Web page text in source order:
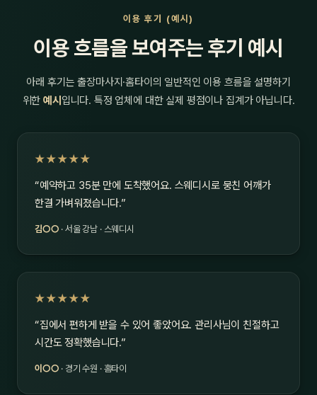
이용 후기 (예시)
이용 흐름을 보여주는 후기 예시
아래 후기는 출장마사지·홈타이의 일반적인 이용 흐름을 설명하기
위한예시 입니다. 특정 업체에 대한 실제 평점이나 집계가 아닙니다.
★★★★★
“예약하고 35분 만에 도착했어요. 스웨디시로 뭉친 어깨가
한결 가벼워졌습니다.”
김○○ · 서울 강남 · 스웨디시
★★★★★
“집에서 편하게 받을 수 있어 좋았어요. 관리사님이 친절하고
시간도 정확했습니다.”
이○○ · 경기 수원 · 홈타이